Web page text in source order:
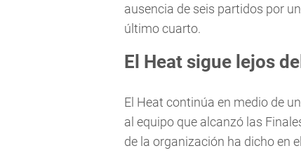
ausencia de seis partidos por
último cuarto.
El Heat sigue lejos
El Heat continúa en medio de
al equipo que alcanzó las
de la organización ha dicho en